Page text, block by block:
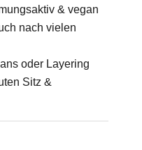
& vegan
nach vielen
oder Layering
Sitz &